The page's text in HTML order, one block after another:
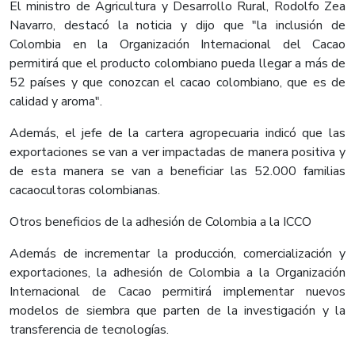
El ministro de Agricultura y Desarrollo Rural, Rodolfo Zea
Navarro, destacó la noticia y dijo que "la inclusión de
Colombia en la Organización Internacional del Cacao
permitirá que el producto colombiano pueda llegar a más de
52 países y que conozcan el cacao colombiano, que es de
calidad y aroma".
Además, el jefe de la cartera agropecuaria indicó que las
exportaciones se van a ver impactadas de manera positiva y
de esta manera se van a beneficiar las 52.000 familias
cacaocultoras colombianas.
Otros beneficios de la adhesión de Colombia a la ICCO
Además de incrementar la producción, comercialización y
exportaciones, la adhesión de Colombia a la Organización
Internacional de Cacao permitirá implementar nuevos
modelos de siembra que parten de la investigación y la
transferencia de tecnologías.